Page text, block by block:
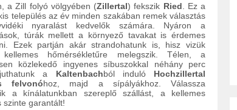
a Zill folyó völgyében (Zillertal) fekszik Ried . Ez a
település az év minden szakában remek választás
nyaralást kedvelők számára. Nyáron a
túrák mellett a környező tavakat is érdemes
Ezek partján akár strandohatunk is, hisz vizük
kellemes hőmérsékletűre melegszik. Télen, a
közlekedő ingyenes síbuszokkal néhány perc
a Kaltenbachból induló Hochzillertal
felvonóhoz, majd a sípályákhoz. Válassza
a kínálatunkban szereplő szállást, a kellemes
szinte garantált!